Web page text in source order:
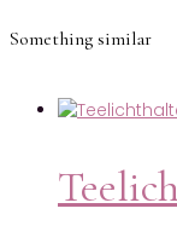
Something similar